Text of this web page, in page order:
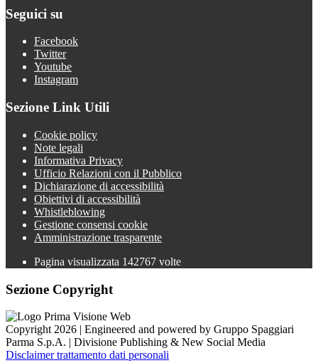
Seguici su
Facebook
Twitter
Youtube
Instagram
Sezione Link Utili
Cookie policy
Note legali
Informativa Privacy
Ufficio Relazioni con il Pubblico
Dichiarazione di accessibilità
Obiettivi di accessibilità
Whistleblowing
Gestione consensi cookie
Amministrazione trasparente
Pagina visualizzata 142767 volte
Sezione Copyright
Copyright 2026 | Engineered and powered by Gruppo Spaggiari
Parma S.p.A. | Divisione Publishing & New Social Media
Disclaimer trattamento dati personali